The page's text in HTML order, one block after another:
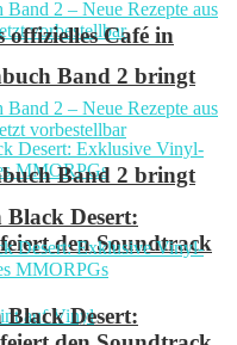
Band 2 bringt
Desert:
den Soundtrack
offizielles Café in
Band 2 bringt
Desert: